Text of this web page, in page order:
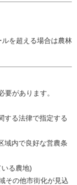
を超える場合は農林
があります。
る法律で指定する
内で良好な営農条
る農地)
の他市街化が見込